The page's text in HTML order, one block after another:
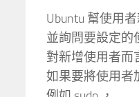
Ubuntu 幫使用
並詢問要設定的
對新增使用者而
如果要將使用者